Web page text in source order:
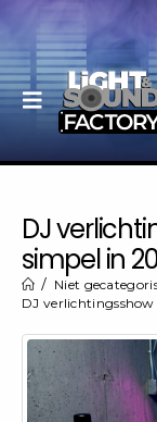
DJ
simpel in
Niet
DJ